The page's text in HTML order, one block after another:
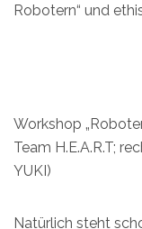
Robotern“ und
Workshop
Team H.E.A.R.T;
YUKI)
Natürlich steht